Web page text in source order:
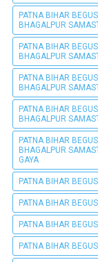
PATNA BIHAR
BHAGALPUR
PATNA BIHAR
BHAGALPUR
PATNA BIHAR
BHAGALPUR
PATNA BIHAR
BHAGALPUR
PATNA BIHAR
BHAGALPUR
GAYA
PATNA BIHAR
PATNA BIHAR
PATNA BIHAR
PATNA BIHAR